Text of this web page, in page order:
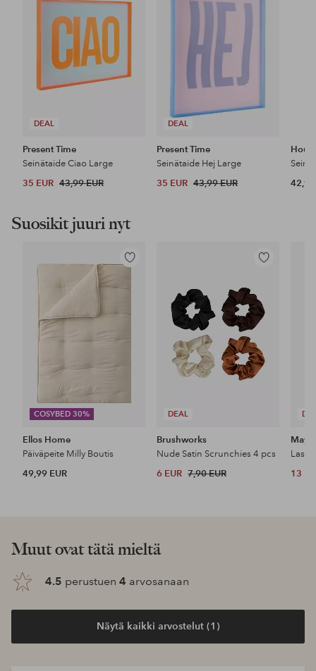
DEAL
Present Time
Seinätaide Ciao Large
35 EUR 43,99 EUR
DEAL
Present Time
Seinätaide Hej Large
35 EUR 43,99 EUR
42,95
Suosikit juuri nyt
COSYBED 30%
Lisää
Ellos Home
Päiväpeite Milly Boutis
49,99 EUR
DEAL
Lisää
Brushworks
Nude Satin Scrunchies 4 pcs
6 EUR 7,90 EUR 13
Muut ovat tätä mieltä
4.5 perustuen 4 arvosanaan
Näytä kaikki arvostelut (1)